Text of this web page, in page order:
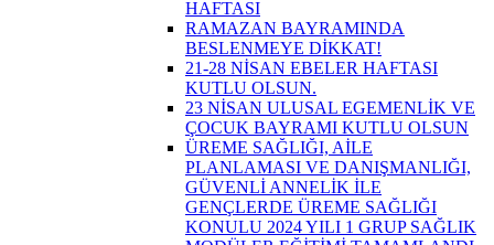
HAFTASI
RAMAZAN BAYRAMINDA
BESLENMEYE DİKKAT!
21-28 NİSAN EBELER HAFTASI
KUTLU OLSUN.
23 NİSAN ULUSAL EGEMENLİK VE
ÇOCUK BAYRAMI KUTLU OLSUN
ÜREME SAĞLIĞI, AİLE
PLANLAMASI VE DANIŞMANLIĞI,
GÜVENLİ ANNELİK İLE
GENÇLERDE ÜREME SAĞLIĞI
KONULU 2024 YILI 1 GRUP SAĞLIK